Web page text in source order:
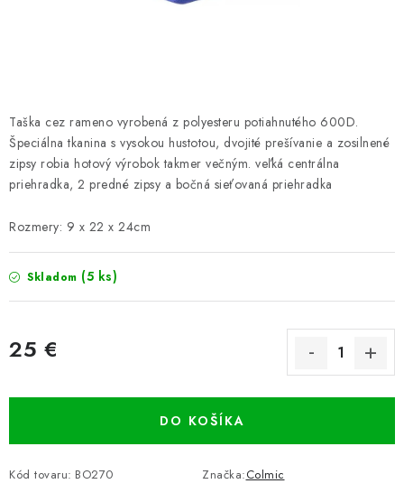
NAVIJAKY
PRÚTY
KONTAKTY
ZNAČKY
Navštívte našu predajňu vo Dvoroch nad Žitavou »
Taška cez rameno vyrobená z polyesteru potiahnutého 600D.
Špeciálna tkanina s vysokou hustotou, dvojité prešívanie a zosilnené
zipsy robia hotový výrobok takmer večným. veľká centrálna
priehradka, 2 predné zipsy a bočná sieťovaná priehradka
Rozmery: 9 x 22 x 24cm
Skladom (5 ks)
25 €
DO KOŠÍKA
Kód tovaru: BO270 Značka:Colmic